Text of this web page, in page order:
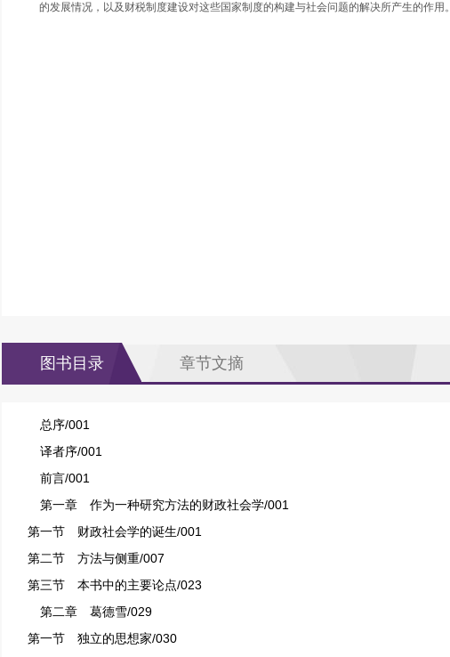
的发展情况，以及财税制度建设对这些国家制度的构建与社会问题的解决所产生的作用。
图书目录 章节文摘
总序/001
译者序/001
前言/001
第一章 作为一种研究方法的财政社会学/001
第一节 财政社会学的诞生/001
第二节 方法与侧重/007
第三节 本书中的主要论点/023
第二章 葛德雪/029
第一节 独立的思想家/030